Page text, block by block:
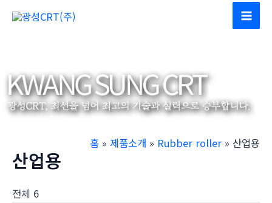
건
뛰
Main
홈 제품소개 Rubber roller 산업용
산업용
전체 6